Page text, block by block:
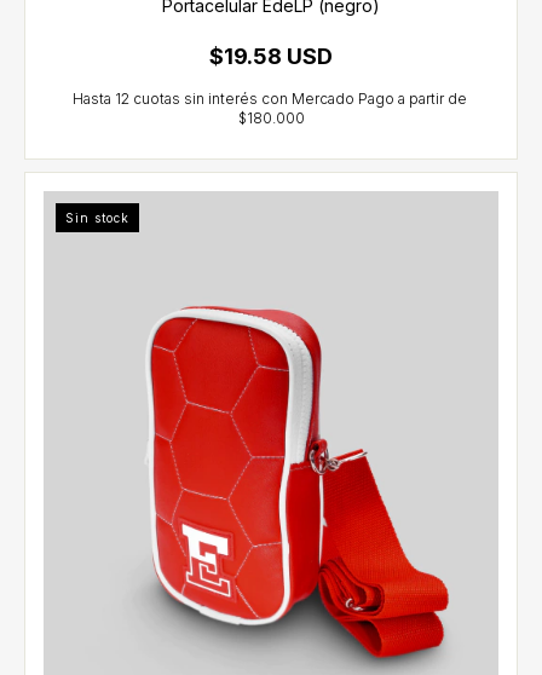
Portacelular EdeLP (negro)
$19.58 USD
Sin stock